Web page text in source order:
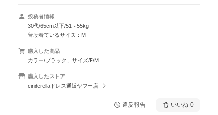
投稿者情報
30代/65cm以下/51～55kg
普段着ているサイズ：M
購入した商品
カラー/ブラック、サイズ/F/M
購入したストア
cinderellaドレス通販ヤフー店
違反報告 いいね 0